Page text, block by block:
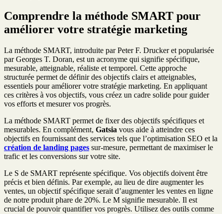
Comprendre la méthode SMART pour
améliorer votre stratégie marketing
La méthode SMART, introduite par Peter F. Drucker et popularisée
par Georges T. Doran, est un acronyme qui signifie spécifique,
mesurable, atteignable, réaliste et temporel. Cette approche
structurée permet de définir des objectifs clairs et atteignables,
essentiels pour améliorer votre stratégie marketing. En appliquant
ces critères à vos objectifs, vous créez un cadre solide pour guider
vos efforts et mesurer vos progrès.
La méthode SMART permet de fixer des objectifs spécifiques et
mesurables. En complément, Gatsia vous aide à atteindre ces
objectifs en fournissant des services tels que l’optimisation SEO et la
création de landing pages sur-mesure, permettant de maximiser le
trafic et les conversions sur votre site.
Le S de SMART représente spécifique. Vos objectifs doivent être
précis et bien définis. Par exemple, au lieu de dire augmenter les
ventes, un objectif spécifique serait d’augmenter les ventes en ligne
de notre produit phare de 20%. Le M signifie mesurable. Il est
crucial de pouvoir quantifier vos progrès. Utilisez des outils comme